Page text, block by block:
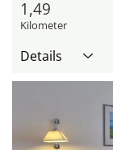
1,49
Kilometer
Details